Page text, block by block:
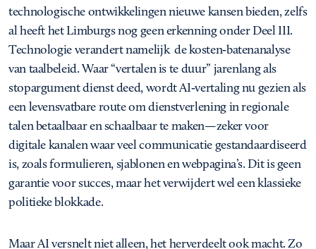
technologische ontwikkelingen nieuwe kansen bieden, zelfs
al heeft het Limburgs nog geen erkenning onder Deel III.
Technologie verandert namelijk de kosten‑batenanalyse
van taalbeleid. Waar “vertalen is te duur” jarenlang als
stopargument dienst deed, wordt AI‑vertaling nu gezien als
een levensvatbare route om dienstverlening in regionale
talen betaalbaar en schaalbaar te maken—zeker voor
digitale kanalen waar veel communicatie gestandaardiseerd
is, zoals formulieren, sjablonen en webpagina’s. Dit is geen
garantie voor succes, maar het verwijdert wel een klassieke
politieke blokkade.
Maar AI versnelt niet alleen, het herverdeelt ook macht. Zo